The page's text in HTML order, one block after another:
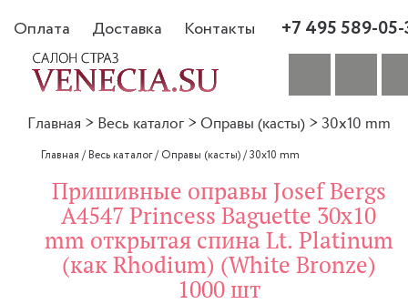
Оплата Доставка Контакты +7 495 589-
Главная > Весь каталог > Оправы (касты) > 30x10 mm
Главная /Весь каталог/Оправы (касты)/30x10 mm
Пришивные оправы Josef Bergs
A4547 Princess Baguette 30x10
mm открытая спина Lt. Platinum
(как Rhodium) (White Bronze)
1000 шт